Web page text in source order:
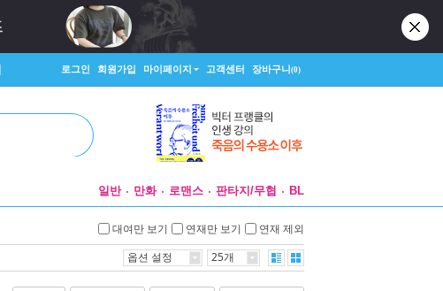
로그인 회원가입 마이페이지 고객센터 장바구니(0)
일반 만화 로맨스 판타지/무협 BL
대여만 보기 연재만 보기 연재 제외
옵션 설정 25개